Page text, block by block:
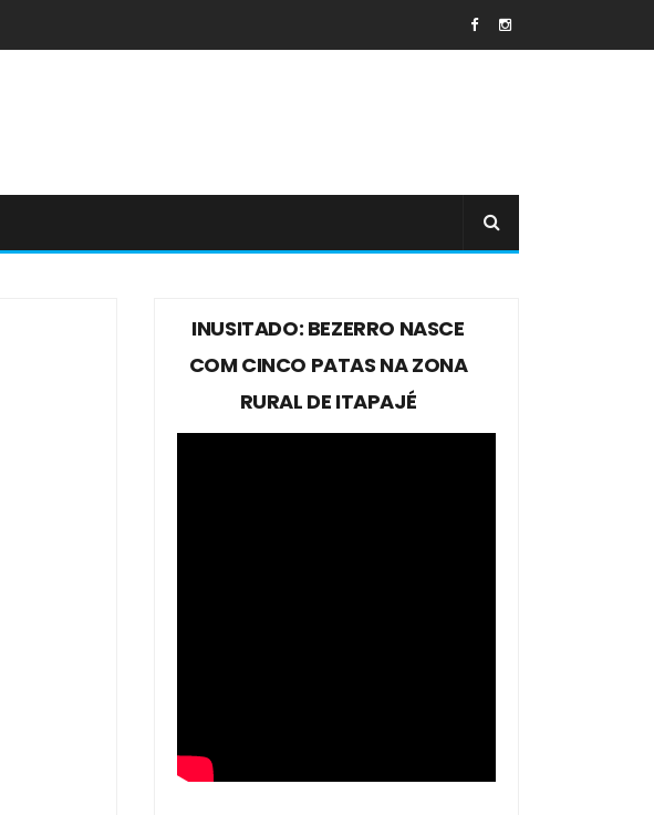
INUSITADO: BEZERRO NASCE
COM CINCO PATAS NA ZONA
RURAL DE ITAPAJÉ